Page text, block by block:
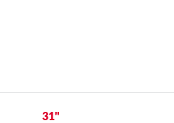
31"